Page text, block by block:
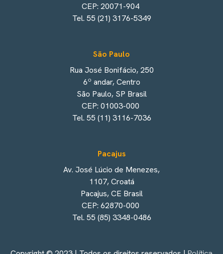
CEP: 20071-904
Tel. 55 (21) 3176-5349
São Paulo
Rua José Bonifácio, 250
6º andar, Centro
São Paulo, SP Brasil
CEP: 01003-000
Tel. 55 (11) 3116-7036
Pacajus
Av. José Lúcio de Menezes,
1107, Croatá
Pacajus, CE Brasil
CEP: 62870-000
Tel. 55 (85) 3348-0486